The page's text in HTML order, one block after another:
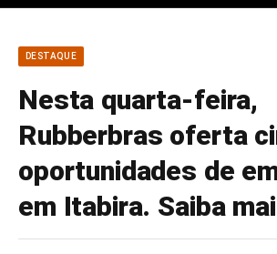
DESTAQUE
Nesta quarta-feira,
Rubberbras oferta
oportunidades de
em Itabira. Saiba